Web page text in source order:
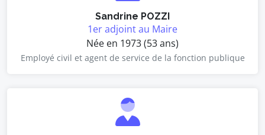
Sandrine POZZI
1er adjoint au Maire
Née en 1973 (53 ans)
Employé civil et agent de service de la fonction publique